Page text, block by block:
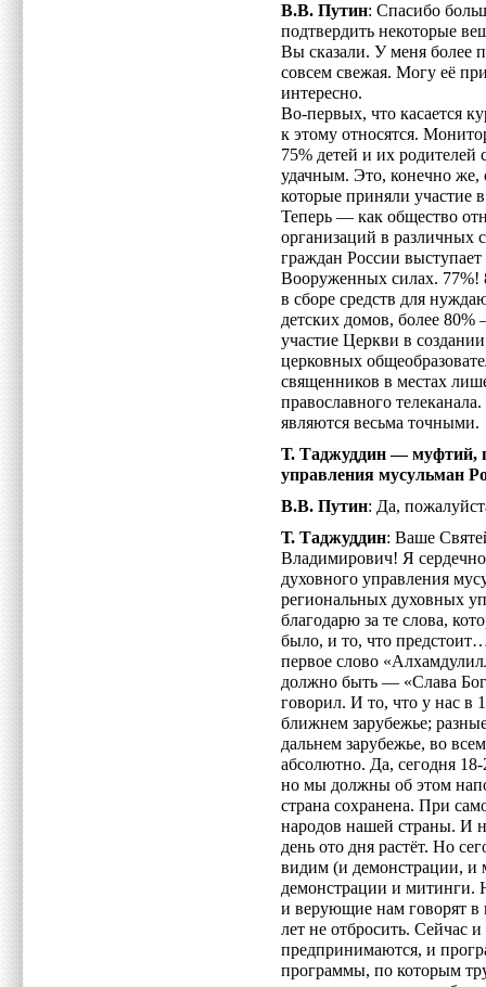
В.В. Путин: Спасибо
подтвердить некоторые
Вы сказали. У меня более
совсем свежая. Могу её
интересно.
Во-первых, что касается
к этому относятся.
75% детей и их
удачным. Это, конечно же,
которые приняли участие
Теперь — как общество
организаций в различных
граждан России
Вооруженных силах. 77%!
в сборе средств для
детских домов, более
участие Церкви в
церковных
священников в местах
православного
являются весьма точными.
Т. Таджуддин — муфтий,
управления мусульман
В.В. Путин: Да,
Т. Таджуддин: Ваше
Владимирович! Я
духовного управления
региональных духовных
благодарю за те слова,
было, и то, что
первое слово
должно быть — «Слава
говорил. И то, что у нас в
ближнем зарубежье;
дальнем зарубежье, во
абсолютно. Да, сегодня
но мы должны об этом
страна сохранена. При
народов нашей страны. И
день ото дня растёт. Но
видим (и демонстрации,
демонстрации и митинги.
и верующие нам говорят в
лет не отбросить. Сейчас
предпринимаются, и
программы, по которым